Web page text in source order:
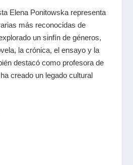
Elena Ponitowska representa
más reconocidas de
un sinfín de géneros,
la crónica, el ensayo y la
destacó como profesora de
creado un legado cultural